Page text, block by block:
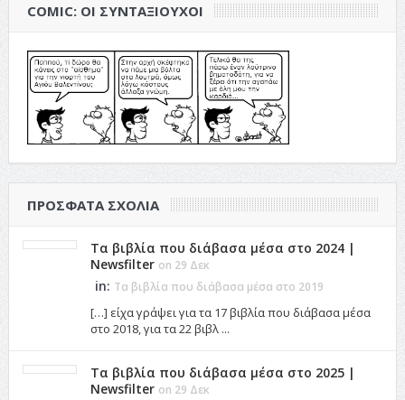
COMIC: ΟΙ ΣΥΝΤΑΞΙΟΎΧΟΙ
ΠΡΌΣΦΑΤΑ ΣΧΌΛΙΑ
Τα βιβλία που διάβασα μέσα στο 2024 |
Newsfilter on 29 Δεκ
in: Τα βιβλία που διάβασα μέσα στο 2019
[…] είχα γράψει για τα 17 βιβλία που διάβασα μέσα
στο 2018, για τα 22 βιβλ ...
Τα βιβλία που διάβασα μέσα στο 2025 |
Newsfilter on 29 Δεκ